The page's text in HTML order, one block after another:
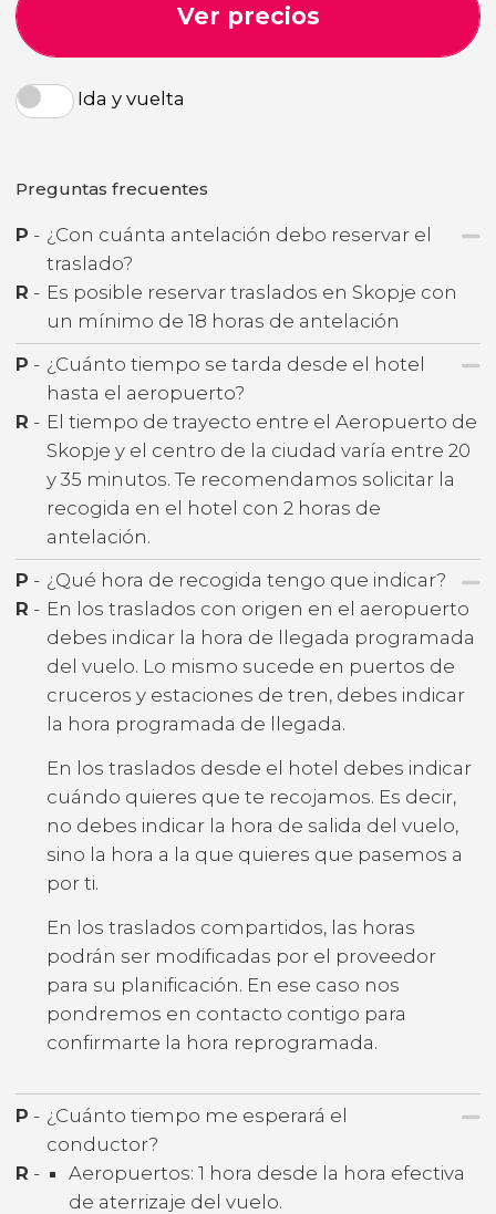
Ver precios
Ida y vuelta
Preguntas frecuentes
P - ¿Con cuánta antelación debo reservar el
traslado?
R - Es posible reservar traslados en Skopje con
un mínimo de 18 horas de antelación
P - ¿Cuánto tiempo se tarda desde el hotel
hasta el aeropuerto?
R - El tiempo de trayecto entre el Aeropuerto de
Skopje y el centro de la ciudad varía entre 20
y 35 minutos. Te recomendamos solicitar la
recogida en el hotel con 2 horas de
antelación.
P - ¿Qué hora de recogida tengo que indicar?
R - En los traslados con origen en el aeropuerto
debes indicar la hora de llegada programada
del vuelo. Lo mismo sucede en puertos de
cruceros y estaciones de tren, debes indicar
la hora programada de llegada.
En los traslados desde el hotel debes indicar
cuándo quieres que te recojamos. Es decir,
no debes indicar la hora de salida del vuelo,
sino la hora a la que quieres que pasemos a
por ti.
En los traslados compartidos, las horas
podrán ser modificadas por el proveedor
para su planificación. En ese caso nos
pondremos en contacto contigo para
confirmarte la hora reprogramada.
P - ¿Cuánto tiempo me esperará el
conductor?
R -
Aeropuertos: 1 hora desde la hora efectiva
de aterrizaje del vuelo.